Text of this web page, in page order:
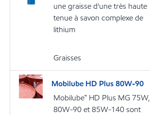
une graisse d'une très haute
tenue à savon complexe de
lithium
Graisses
Mobilube HD Plus 80W-90
Mobilube™ HD Plus MG 75W,
80W-90 et 85W-140 sont